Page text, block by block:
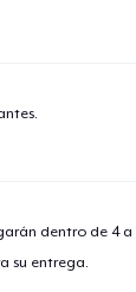
dentro de 4
su entrega.